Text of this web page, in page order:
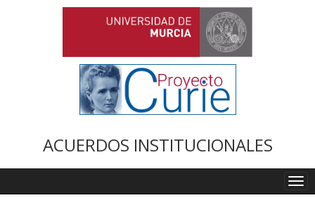
ACUERDOS INSTITUCIONALES